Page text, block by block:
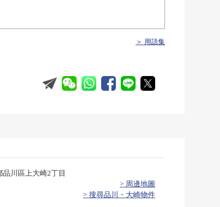
＞ 用語集
品川區上大崎2丁目
> 周邊地圖
> 搜尋品川・大崎物件